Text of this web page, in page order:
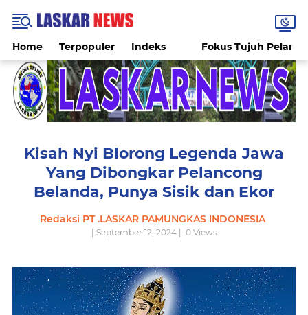
Home Terpopuler Indeks Fokus Tujuh
Kisah Nyi Blorong Legenda Jawa
Yang Dibongkar Pelancong
Belanda, Punya Sisik dan Ekor
Redaksi PT .LASKAR PAMUNGKAS INDONESIA
| September 12, 2024 | 0Views